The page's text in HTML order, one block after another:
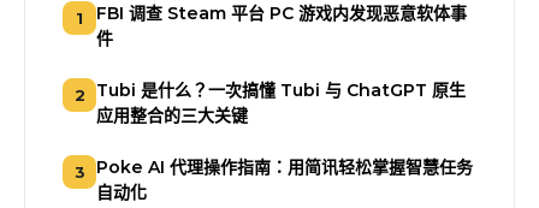
1
FBI 调查 Steam 平台 PC 游戏内发现恶意软体事
件
2
Tubi 是什么？一次搞懂 Tubi 与 ChatGPT 原生
应用整合的三大关键
3
Poke AI 代理操作指南：用简讯轻松掌握智慧任务
自动化